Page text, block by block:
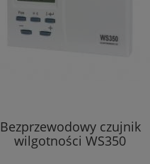
Bezprzewodowy czujnik
wilgotności WS350